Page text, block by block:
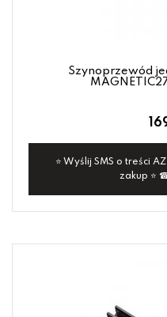
Szynoprzewód
⭐ Wyślij SMS o treści
zakup ⭐